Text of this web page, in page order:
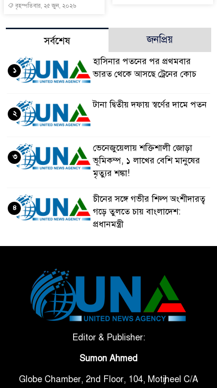
বৃহস্পতিবার, ২৫ জুন, ২০২৬
সর্বশেষ জনপ্রিয়
হাসিনার পতনের পর প্রথমবার
ভারত থেকে আসছে ট্রেনের কোচ
১
টানা দ্বিতীয় দফায় স্বর্ণের দামে পতন
২
ভেনেজুয়েলায় শক্তিশালী জোড়া
ভূমিকম্প, ১ লাখের বেশি মানুষের
মৃত্যুর শঙ্কা!
৩
চীনের সঙ্গে গভীর শিল্প অংশীদারত্ব
গড়ে তুলতে চায় বাংলাদেশ:
প্রধানমন্ত্রী
৪
টানা ৩ ম্যাচে গোল ভিনির, ইতিহাস
বলছে বিশ্বকাপ জিতবে ব্রাজিল
সরকারি ৩শ কেজি বই বিক্রির
গাড়ি বিক্রির পর মালিকানা
Editor & Publisher:
Sumon Ahmed
Globe Chamber, 2nd Floor, 104, Motijheel C/A